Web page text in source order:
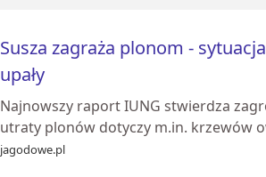
Susza zagraża plonom -
upały
Najnowszy raport IUNG stwierdza
utraty plonów dotyczy m.in. krzewów
jagodowe.pl